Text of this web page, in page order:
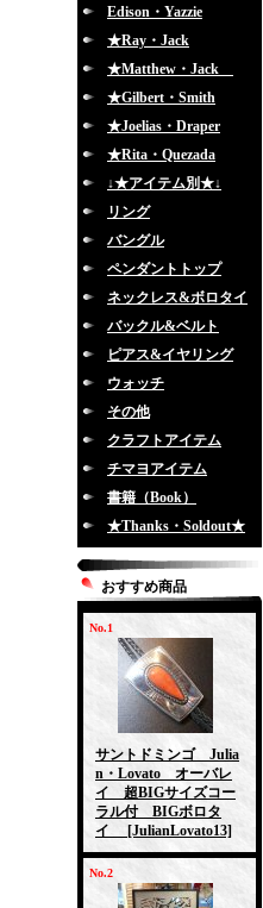
Edison・Yazzie
★Ray・Jack
★Matthew・Jack
★Gilbert・Smith
★Joelias・Draper
★Rita・Quezada
↓★アイテム別★↓
リング
バングル
ペンダントトップ
ネックレス&ボロタイ
バックル&ベルト
ピアス&イヤリング
ウォッチ
その他
クラフトアイテム
チマヨアイテム
書籍（Book）
★Thanks・Soldout★
おすすめ商品
No.1
サントドミンゴ Julia
n・Lovato オーバレ
イ 超BIGサイズコー
ラル付 BIGボロタ
イ
[JulianLovato13]
No.2